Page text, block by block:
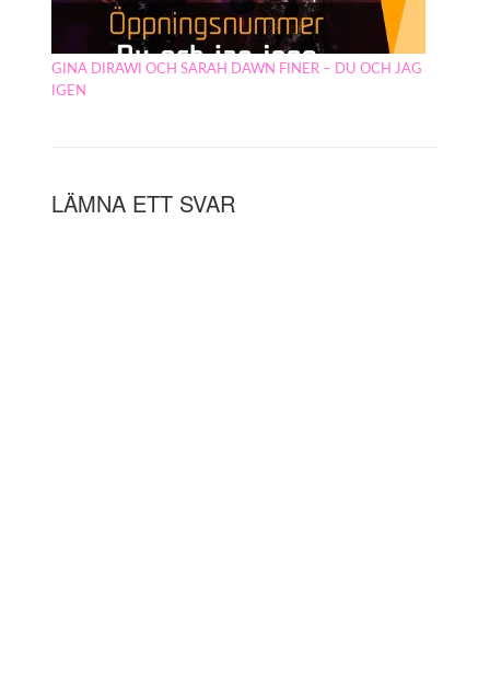
GINA DIRAWI OCH SARAH DAWN FINER – DU OCH JAG
IGEN
LÄMNA ETT SVAR